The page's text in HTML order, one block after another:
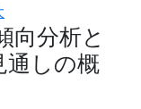
向分析と
通しの概